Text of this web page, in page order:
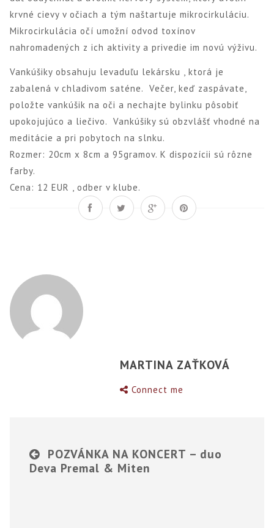
krvné cievy v očiach a tým naštartuje mikrocirkuláciu.
Mikrocirkulácia očí umožní odvod toxínov
nahromadených z ich aktivity a privedie im novú výživu.
Vankúšiky obsahuju levaduľu lekársku , ktorá je
zabalená v chladivom saténe. Večer, keď zaspávate,
položte vankúšik na oči a nechajte bylinku pôsobiť
upokojujúco a liečivo. Vankúšiky sú obzvlášť vhodné na
meditácie a pri pobytoch na slnku.
Rozmer: 20cm x 8cm a 95gramov. K dispozícii sú rôzne
farby.
Cena: 12 EUR , odber v klube.
MARTINA ZAŤKOVÁ
Connect me
POZVÁNKA NA KONCERT – duo
Deva Premal & Miten